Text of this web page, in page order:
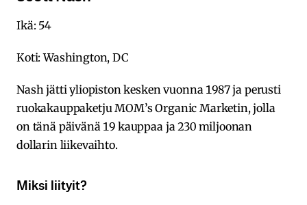
Ikä: 54
Koti: Washington, DC
Nash jätti yliopiston kesken vuonna 1987 ja perusti
ruokakauppaketju MOM’s Organic Marketin, jolla
on tänä päivänä 19 kauppaa ja 230 miljoonan
dollarin liikevaihto.
Miksi liityit?